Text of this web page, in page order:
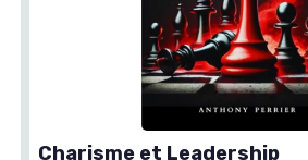
Charisme et Leadership